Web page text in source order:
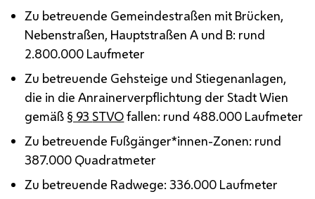
Zu betreuende Gemeindestraßen mit Brücken,
Nebenstraßen, Hauptstraßen A und B: rund
2.800.000 Laufmeter
Zu betreuende Gehsteige und Stiegenanlagen,
die in die Anrainerverpflichtung der Stadt Wien
gemäß § 93STVOfallen: rund 488.000 Laufmeter
Zu betreuende Fußgänger*innen-Zonen: rund
387.000 Quadratmeter
Zu betreuende Radwege: 336.000 Laufmeter